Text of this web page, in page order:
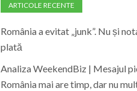
ARTICOLE RECENTE
România a evitat „junk”. Nu și
plată
Analiza WeekendBiz | Mesajul
România mai are timp, dar nu